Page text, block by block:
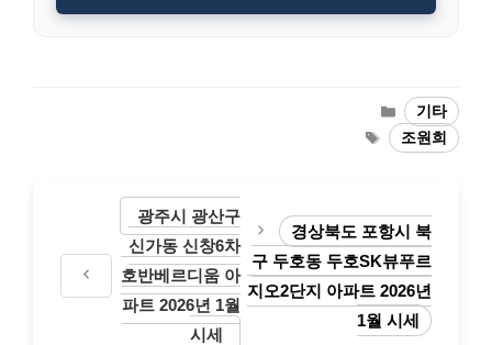
Categories
기타
Tags조원희
광주시 광산구
신가동 신창6차
호반베르디움 아
파트 2026년 1월
시세
경상북도 포항시 북
구 두호동 두호SK뷰푸르
지오2단지 아파트 2026년
1월 시세